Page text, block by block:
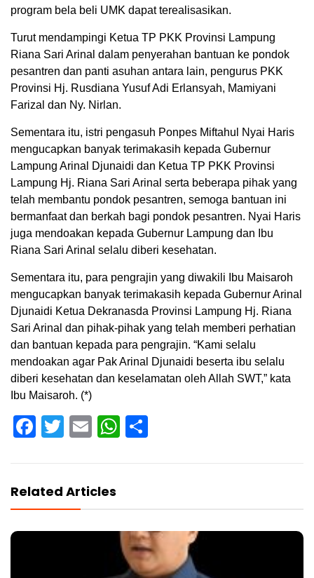
program bela beli UMK dapat terealisasikan.
Turut mendampingi Ketua TP PKK Provinsi Lampung
Riana Sari Arinal dalam penyerahan bantuan ke pondok
pesantren dan panti asuhan antara lain, pengurus PKK
Provinsi Hj. Rusdiana Yusuf Adi Erlansyah, Mamiyani
Farizal dan Ny. Nirlan.
Sementara itu, istri pengasuh Ponpes Miftahul Nyai Haris
mengucapkan banyak terimakasih kepada Gubernur
Lampung Arinal Djunaidi dan Ketua TP PKK Provinsi
Lampung Hj. Riana Sari Arinal serta beberapa pihak yang
telah membantu pondok pesantren, semoga bantuan ini
bermanfaat dan berkah bagi pondok pesantren. Nyai Haris
juga mendoakan kepada Gubernur Lampung dan Ibu
Riana Sari Arinal selalu diberi kesehatan.
Sementara itu, para pengrajin yang diwakili Ibu Maisaroh
mengucapkan banyak terimakasih kepada Gubernur Arinal
Djunaidi Ketua Dekranasda Provinsi Lampung Hj. Riana
Sari Arinal dan pihak-pihak yang telah memberi perhatian
dan bantuan kepada para pengrajin. “Kami selalu
mendoakan agar Pak Arinal Djunaidi beserta ibu selalu
diberi kesehatan dan keselamatan oleh Allah SWT,” kata
Ibu Maisaroh. (*)
Facebook
Twitter
EmailWhatsApp
Related Articles